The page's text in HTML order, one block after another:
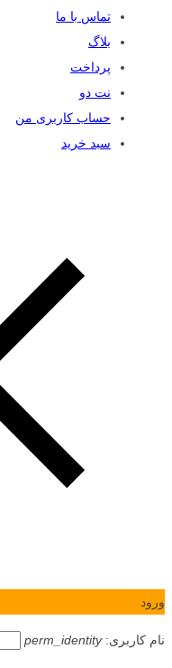
تماس با ما
بلاگ
پرداخت
نت دو
حساب کاربری من
سبد خرید
ورود
نام کاربری:perm_identity